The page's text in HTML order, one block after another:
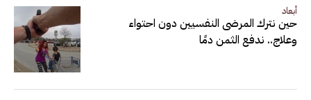
أبعاد
حين نترك المرضى النفسيين دون احتواء
وعلاج.. ندفع الثمن دمًا